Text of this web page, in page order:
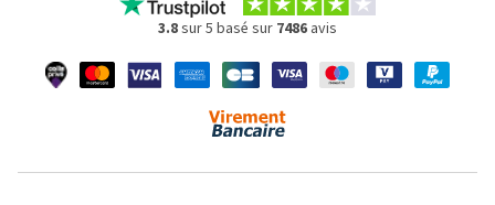
3.8sur 5 basé sur 7486 avis